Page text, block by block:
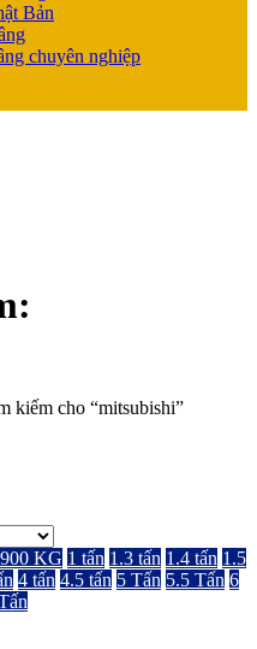
Bản
chuyên nghiệp
kiếm cho “mitsubishi”
900 KG 1 tấn 1.3 tấn 1.4 tấn 1.5
4 tấn 4.5 tấn 5 Tấn 5.5 Tấn 6